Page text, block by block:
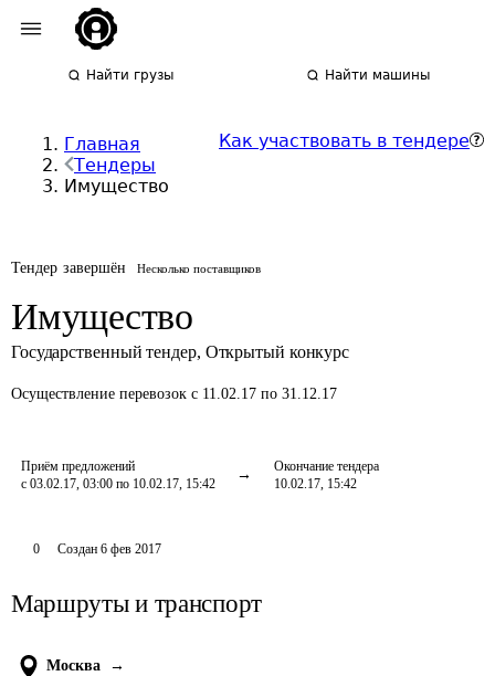
Найти грузы Найти машины
Главная
Тендеры
Имущество
Как участвовать в тендере
Тендер завершён Несколько поставщиков
Имущество
Государственный тендер, Открытый конкурс
Осуществление перевозок с 11.02.17 по 31.12.17
Приём предложений
с 03.02.17, 03:00 по 10.02.17, 15:42
Окончание тендера
10.02.17, 15:42
0 Создан 6 фев 2017
Маршруты и транспорт
Москва →